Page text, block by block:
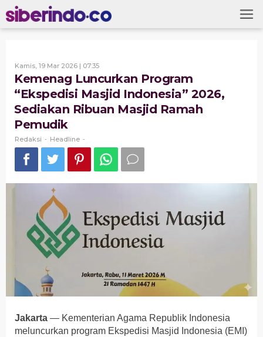
Skip
to
content
Kamis, 19 Mar 2026 | 07:35Oleh
Redaksi
Kemenag Luncurkan Program
“Ekspedisi Masjid Indonesia” 2026,
Sediakan Ribuan Masjid Ramah
Pemudik
Redaksi - Headline -
Jakarta — Kementerian Agama Republik Indonesia
meluncurkan program Ekspedisi Masjid Indonesia (EMI)